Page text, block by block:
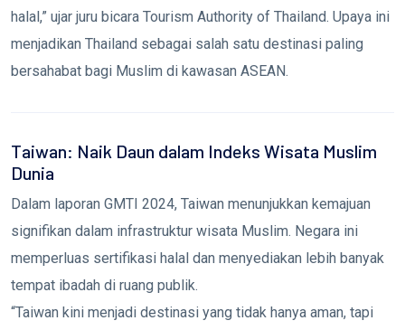
halal,” ujar juru bicara Tourism Authority of Thailand. Upaya ini
menjadikan Thailand sebagai salah satu destinasi paling
bersahabat bagi Muslim di kawasan ASEAN.
Taiwan: Naik Daun dalam Indeks Wisata Muslim
Dunia
Dalam laporan GMTI 2024, Taiwan menunjukkan kemajuan
signifikan dalam infrastruktur wisata Muslim. Negara ini
memperluas sertifikasi halal dan menyediakan lebih banyak
tempat ibadah di ruang publik.
“Taiwan kini menjadi destinasi yang tidak hanya aman, tapi